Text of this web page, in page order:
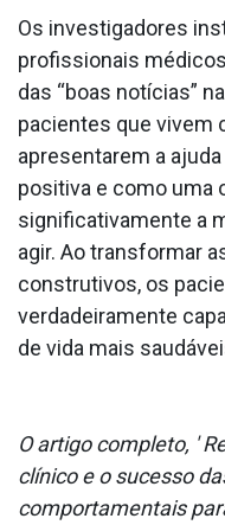
Os investigadores
profissionais
das “boas notícias”
pacientes que vivem
apresentarem a
positiva e como uma
significativamente a
agir. Ao transformar
construtivos, os
verdadeiramente
de vida mais
O artigo completo, '
clínico e o sucesso
comportamentais